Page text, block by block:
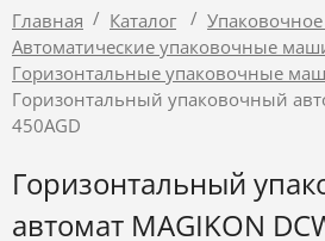
Главная / Каталог /
Автоматические упаковочные
Горизонтальные упаковочные
Горизонтальный упаковочный
450AGD
Горизонтальный
автомат MAGIKON